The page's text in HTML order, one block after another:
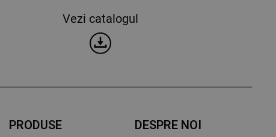
Vezi catalogul
PRODUSE DESPRE NOI